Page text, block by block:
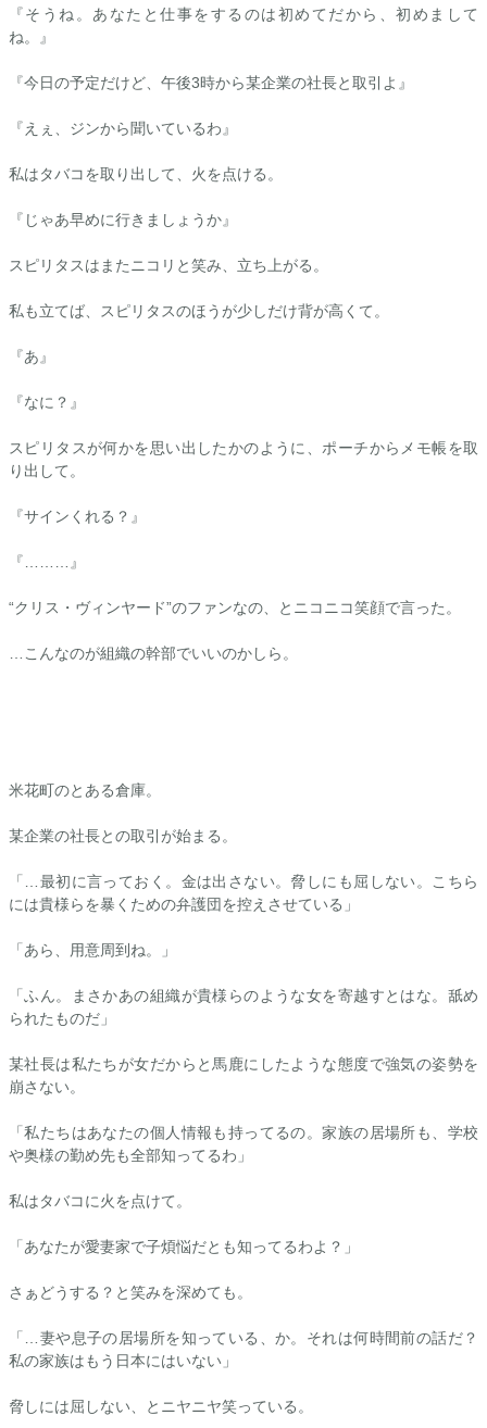
『そうね。あなたと仕事をするのは初めてだから、初めまして
ね。』
『今日の予定だけど、午後3時から某企業の社長と取引よ』
『えぇ、ジンから聞いているわ』
私はタバコを取り出して、火を点ける。
『じゃあ早めに行きましょうか』
スピリタスはまたニコリと笑み、立ち上がる。
私も立てば、スピリタスのほうが少しだけ背が高くて。
『あ』
『なに？』
スピリタスが何かを思い出したかのように、ポーチからメモ帳を取
り出して。
『サインくれる？』
『………』
“クリス・ヴィンヤード”のファンなの、とニコニコ笑顔で言った。
…こんなのが組織の幹部でいいのかしら。
米花町のとある倉庫。
某企業の社長との取引が始まる。
「…最初に言っておく。金は出さない。脅しにも屈しない。こちら
には貴様らを暴くための弁護団を控えさせている」
「あら、用意周到ね。」
「ふん。まさかあの組織が貴様らのような女を寄越すとはな。舐め
られたものだ」
某社長は私たちが女だからと馬鹿にしたような態度で強気の姿勢を
崩さない。
「私たちはあなたの個人情報も持ってるの。家族の居場所も、学校
や奥様の勤め先も全部知ってるわ」
私はタバコに火を点けて。
「あなたが愛妻家で子煩悩だとも知ってるわよ？」
さぁどうする？と笑みを深めても。
「…妻や息子の居場所を知っている、か。それは何時間前の話だ？
私の家族はもう日本にはいない」
脅しには屈しない、とニヤニヤ笑っている。